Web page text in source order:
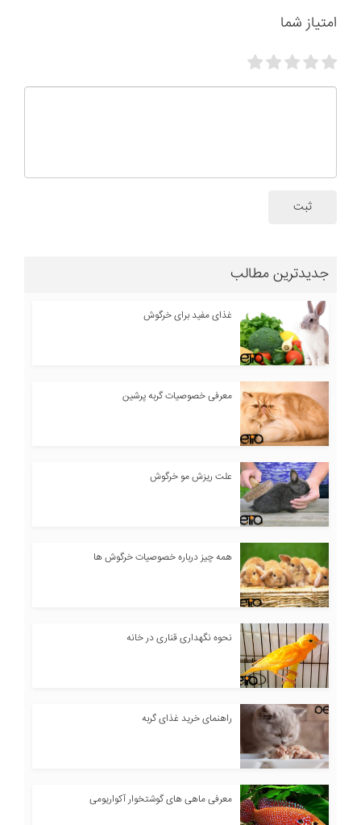
امتیاز شما
ثبت
جدیدترین مطالب
غذای مفید برای خرگوش
معرفی خصوصیات گربه پرشین
علت ریزش مو خرگوش
همه چیز درباره خصوصیات خرگوش ها
نحوه نگهداری قناری در خانه
راهنمای خرید غذای گربه
معرفی ماهی های گوشتخوار آکواریومی